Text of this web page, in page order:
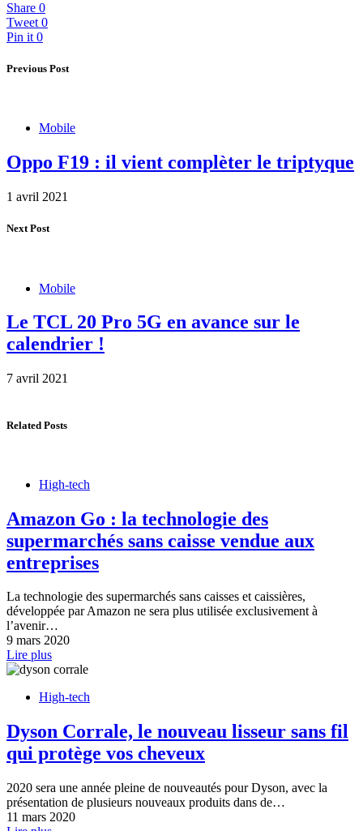
Share 0
Tweet 0
Pin it 0
Previous Post
Mobile
Oppo F19 : il vient complèter le triptyque
1 avril 2021
Next Post
Mobile
Le TCL 20 Pro 5G en avance sur le
calendrier !
7 avril 2021
Related Posts
High-tech
Amazon Go : la technologie des
supermarchés sans caisse vendue aux
entreprises
La technologie des supermarchés sans caisses et caissières,
développée par Amazon ne sera plus utilisée exclusivement à
l’avenir…
9 mars 2020
Lire plus
High-tech
Dyson Corrale, le nouveau lisseur sans fil
qui protège vos cheveux
2020 sera une année pleine de nouveautés pour Dyson, avec la
présentation de plusieurs nouveaux produits dans de…
11 mars 2020